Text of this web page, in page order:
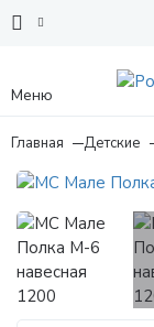
Меню
Главная Детские